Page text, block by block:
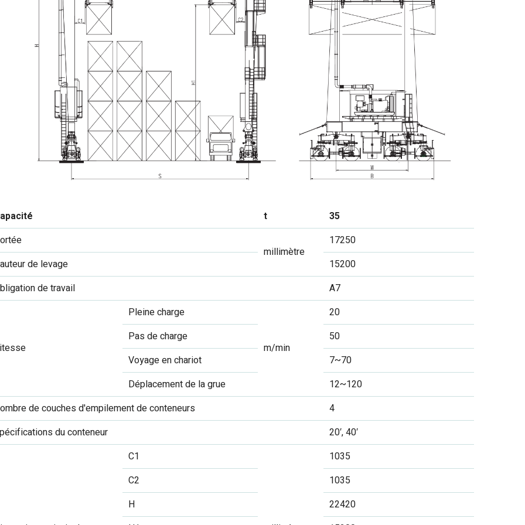
t
35
millimètre
17250
de levage
15200
de travail
A7
Pleine charge
m/min
20
Pas de charge
50
Voyage en chariot
7~70
Déplacement de la grue
12~120
de couches d'empilement de conteneurs
4
du conteneur
20′, 40′
C1
1035
C2
1035
H
22420